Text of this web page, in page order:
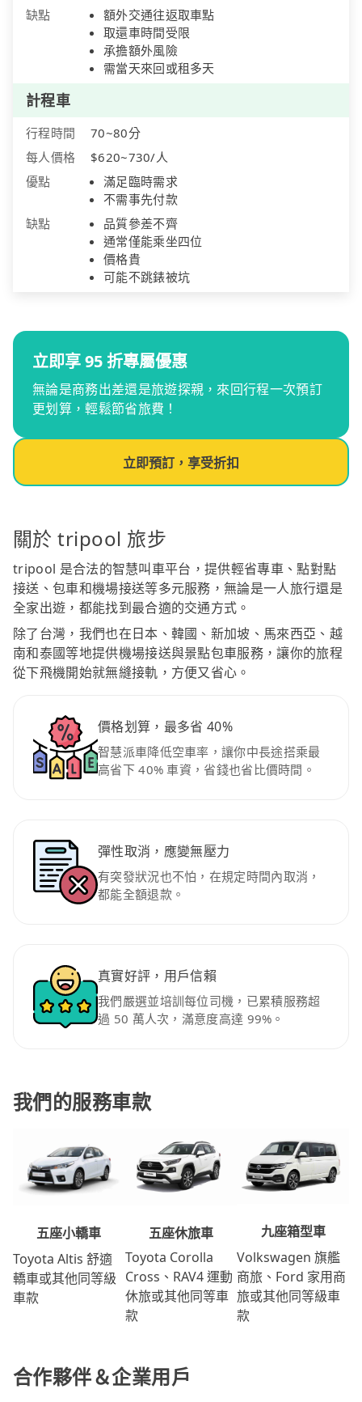
缺點
額外交通往返取車點
取還車時間受限
承擔額外風險
需當天來回或租多天
計程車
行程時間
70~80分
每人價格
$620~730/人
優點
滿足臨時需求
不需事先付款
缺點
品質參差不齊
通常僅能乘坐四位
價格貴
可能不跳錶被坑
立即享 95 折專屬優惠
無論是商務出差還是旅遊探親，來回行程一次預訂
更划算，輕鬆節省旅費！
立即預訂，享受折扣
關於 tripool 旅步
tripool 是合法的智慧叫車平台，提供輕省專車、點對點
接送、包車和機場接送等多元服務，無論是一人旅行還是
全家出遊，都能找到最合適的交通方式。
除了台灣，我們也在日本、韓國、新加坡、馬來西亞、越
南和泰國等地提供機場接送與景點包車服務，讓你的旅程
從下飛機開始就無縫接軌，方便又省心。
價格划算，最多省 40%
智慧派車降低空車率，讓你中長途搭乘最
高省下 40% 車資，省錢也省比價時間。
彈性取消，應變無壓力
有突發狀況也不怕，在規定時間內取消，
都能全額退款。
真實好評，用戶信賴
我們嚴選並培訓每位司機，已累積服務超
過 50 萬人次，滿意度高達 99%。
我們的服務車款
五座小轎車
Toyota Altis 舒適
轎車或其他同等級
車款
五座休旅車
Toyota Corolla
Cross、RAV4 運動
休旅或其他同等車
款
九座箱型車
Volkswagen 旗艦
商旅、Ford 家用商
旅或其他同等級車
款
合作夥伴＆企業用戶